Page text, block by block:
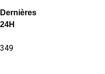
Dernières
24H
349